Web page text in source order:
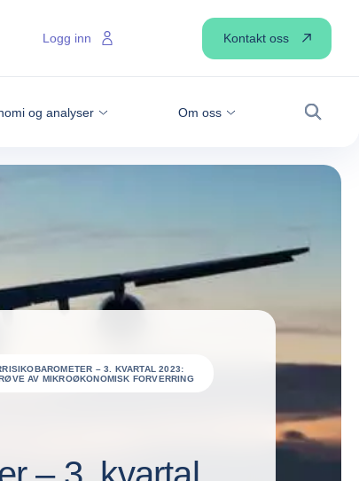
og analyser Om oss
Søk
Logg inn Kontakt oss
– 3. KVARTAL 2023:
AV MIKROØKONOMISK FORVERRING